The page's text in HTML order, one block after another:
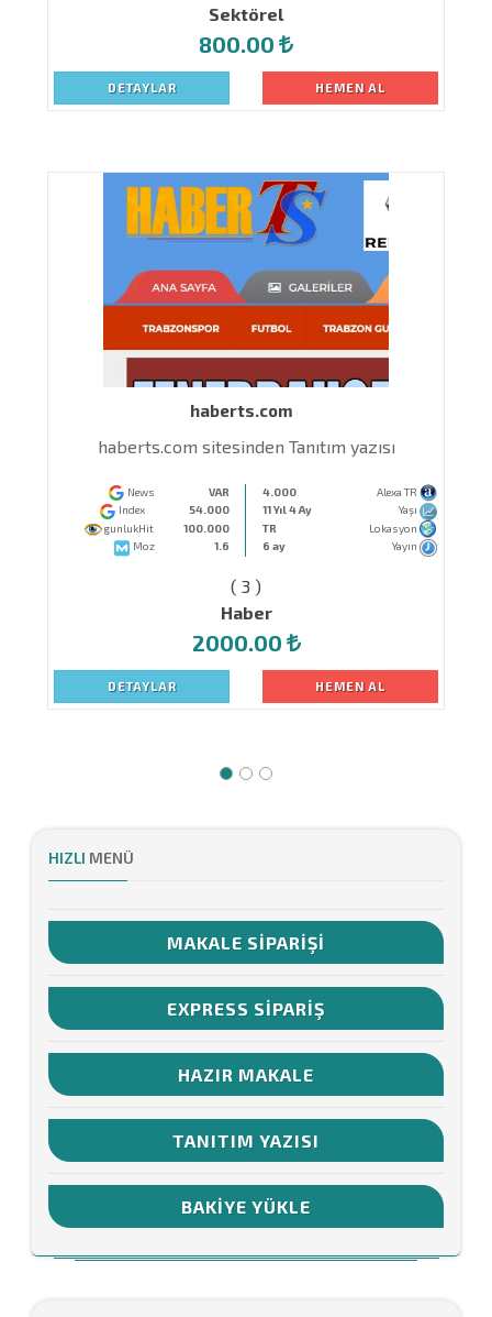
Sektörel
800.00
DETAYLAR HEMEN AL
haberts.com
haberts.com sitesinden Tanıtım yazısı
News
VAR
Index
54.000
gunlukHit
100.000
Moz
1.6
4.000
Alexa TR
11 Yıl 4 Ay
Yaşı
TR
Lokasyon
6 ay
Yayın
( 3 )
Haber
2000.00
DETAYLAR HEMEN AL
HIZLI MENÜ
MAKALE SIPARIŞI
EXPRESS SIPARIŞ
HAZIR MAKALE
TANITIM YAZISI
BAKIYE YÜKLE